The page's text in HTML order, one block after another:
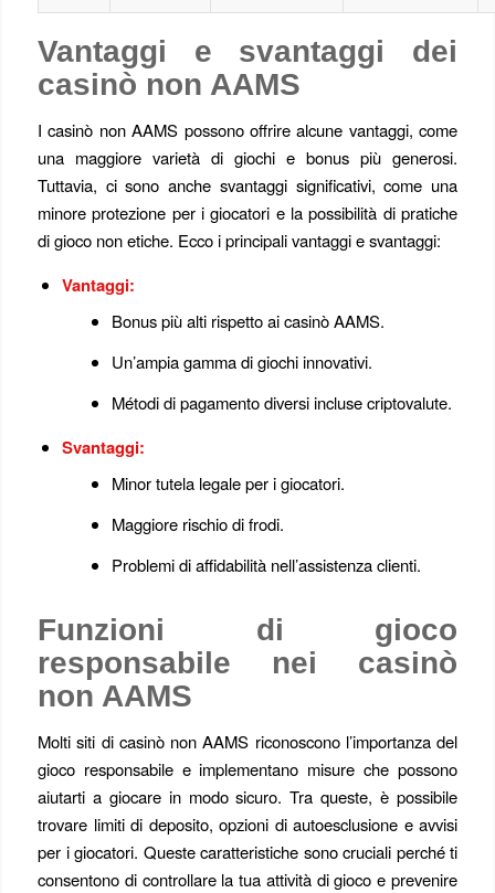
Vantaggi e svantaggi dei
casinò non AAMS
I casinò non AAMS possono offrire alcune vantaggi, come
una maggiore varietà di giochi e bonus più generosi.
Tuttavia, ci sono anche svantaggi significativi, come una
minore protezione per i giocatori e la possibilità di pratiche
di gioco non etiche. Ecco i principali vantaggi e svantaggi:
Vantaggi:
Bonus più alti rispetto ai casinò AAMS.
Un’ampia gamma di giochi innovativi.
Métodi di pagamento diversi incluse criptovalute.
Svantaggi:
Minor tutela legale per i giocatori.
Maggiore rischio di frodi.
Problemi di affidabilità nell’assistenza clienti.
Funzioni di gioco
responsabile nei casinò
non AAMS
Molti siti di casinò non AAMS riconoscono l’importanza del
gioco responsabile e implementano misure che possono
aiutarti a giocare in modo sicuro. Tra queste, è possibile
trovare limiti di deposito, opzioni di autoesclusione e avvisi
per i giocatori. Queste caratteristiche sono cruciali perché ti
consentono di controllare la tua attività di gioco e prevenire